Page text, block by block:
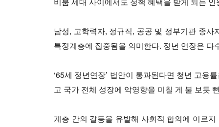
남성, 고학력자, 정규직, 공공 및 정부기관 종
특정계층에 집중됨을 의미한다. 정년 연장은
‘65세 정년연장’ 법안이 통과된다면 청년 고
고 국가 전체 성장에 악영향을 미칠 게 불 보듯
계층 간의 갈등을 유발해 사회적 합의에 이르